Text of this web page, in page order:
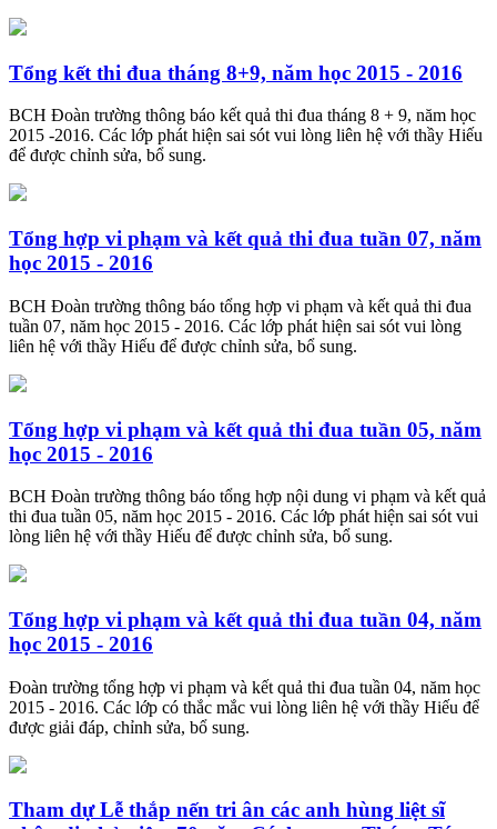
Tổng kết thi đua tháng 8+9, năm học 2015 - 2016
BCH Đoàn trường thông báo kết quả thi đua tháng 8 + 9, năm học
2015 -2016. Các lớp phát hiện sai sót vui lòng liên hệ với thầy Hiếu
để được chỉnh sửa, bổ sung.
Tổng hợp vi phạm và kết quả thi đua tuần 07, năm
học 2015 - 2016
BCH Đoàn trường thông báo tổng hợp vi phạm và kết quả thi đua
tuần 07, năm học 2015 - 2016. Các lớp phát hiện sai sót vui lòng
liên hệ với thầy Hiếu để được chỉnh sửa, bổ sung.
Tổng hợp vi phạm và kết quả thi đua tuần 05, năm
học 2015 - 2016
BCH Đoàn trường thông báo tổng hợp nội dung vi phạm và kết quả
thi đua tuần 05, năm học 2015 - 2016. Các lớp phát hiện sai sót vui
lòng liên hệ với thầy Hiếu để được chỉnh sửa, bổ sung.
Tổng hợp vi phạm và kết quả thi đua tuần 04, năm
học 2015 - 2016
Đoàn trường tổng hợp vi phạm và kết quả thi đua tuần 04, năm học
2015 - 2016. Các lớp có thắc mắc vui lòng liên hệ với thầy Hiếu để
được giải đáp, chỉnh sửa, bổ sung.
Tham dự Lễ thắp nến tri ân các anh hùng liệt sĩ